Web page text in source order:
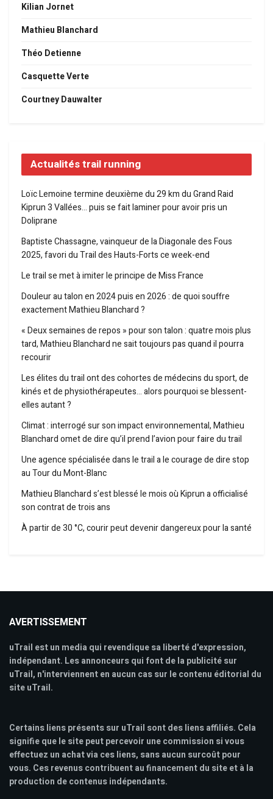
Kilian Jornet
Mathieu Blanchard
Théo Detienne
Casquette Verte
Courtney Dauwalter
Actualités trail running
Loïc Lemoine termine deuxième du 29 km du Grand Raid
Kiprun 3 Vallées… puis se fait laminer pour avoir pris un
Doliprane
Baptiste Chassagne, vainqueur de la Diagonale des Fous
2025, favori du Trail des Hauts-Forts ce week-end
Le trail se met à imiter le principe de Miss France
Douleur au talon en 2024 puis en 2026 : de quoi souffre
exactement Mathieu Blanchard ?
« Deux semaines de repos » pour son talon : quatre mois plus
tard, Mathieu Blanchard ne sait toujours pas quand il pourra
recourir
Les élites du trail ont des cohortes de médecins du sport, de
kinés et de physiothérapeutes… alors pourquoi se blessent-
elles autant ?
Climat : interrogé sur son impact environnemental, Mathieu
Blanchard omet de dire qu’il prend l’avion pour faire du trail
Une agence spécialisée dans le trail a le courage de dire stop
au Tour du Mont-Blanc
Mathieu Blanchard s’est blessé le mois où Kiprun a officialisé
son contrat de trois ans
À partir de 30 °C, courir peut devenir dangereux pour la santé
AVERTISSEMENT
uTrail est un media qui revendique sa liberté d'expression,
indépendant. Les annonceurs qui font de la publicité sur
uTrail, n'interviennent en aucun cas sur le contenu éditorial du
site uTrail.
Certains liens présents sur uTrail sont des liens affiliés. Cela
signifie que le site peut percevoir une commission si vous
effectuez un achat via ces liens, sans aucun surcoût pour
vous. Ces revenus contribuent au financement du site et à la
production de contenus indépendants.